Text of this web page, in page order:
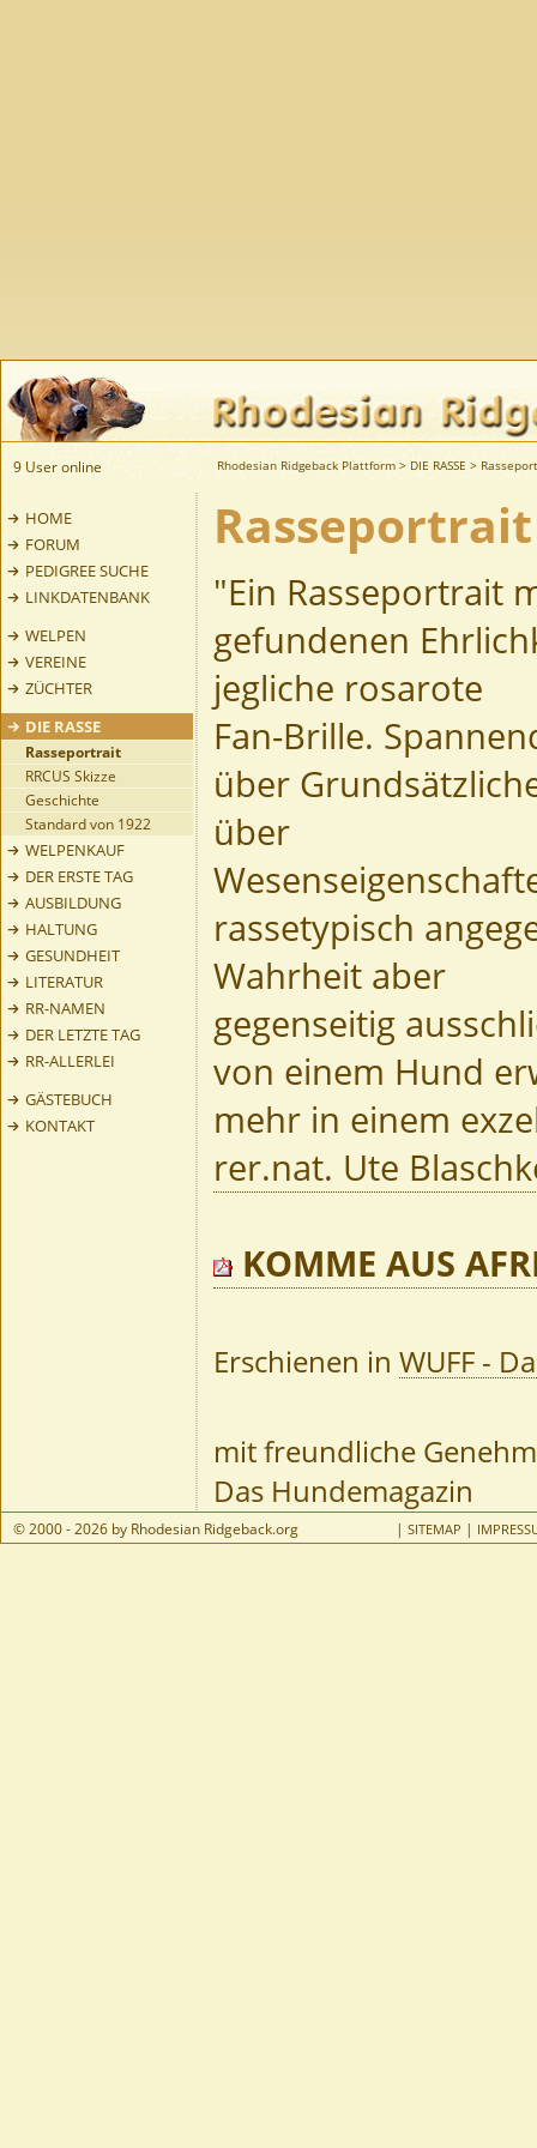
9 User online Rhodesian Ridgeback Plattform > DIE RASSE >
HOME
FORUM
PEDIGREE SUCHE
LINKDATENBANK
WELPEN
VEREINE
ZÜCHTER
DIE RASSE
Rasseportrait
RRCUS Skizze
Geschichte
Standard von 1922
WELPENKAUF
DER ERSTE TAG
AUSBILDUNG
HALTUNG
GESUNDHEIT
LITERATUR
RR-NAMEN
DER LETZTE TAG
RR-ALLERLEI
GÄSTEBUCH
KONTAKT
Rasseportrait
"Ein Rasseportrait
gefundenen
jegliche rosarote
Fan-Brille.
über
über
rassetypisch
Wahrheit aber
gegenseitig
von einem Hund
mehr in einem
rer.nat. Ute
KOMME AUS
Erschienen in WUFF -
mit freundliche
Das Hundemagazin
© 2000 - 2026 by Rhodesian Ridgeback.org | SITEMAP |